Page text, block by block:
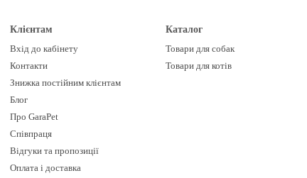
Клієнтам
Вхід до кабінету
Контакти
Знижка постійним клієнтам
Блог
Про GaraPet
Співпраця
Відгуки та пропозиції
Оплата і доставка
Каталог
Товари для собак
Товари для котів